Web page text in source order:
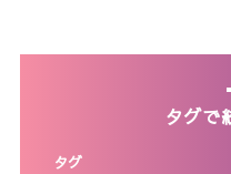
タグで
タグ